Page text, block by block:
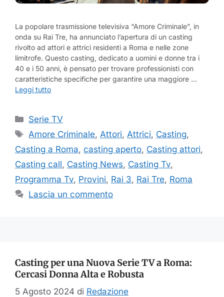
La popolare trasmissione televisiva “Amore Criminale”, in
onda su Rai Tre, ha annunciato l’apertura di un casting
rivolto ad attori e attrici residenti a Roma e nelle zone
limitrofe. Questo casting, dedicato a uomini e donne tra i
40 e i 50 anni, è pensato per trovare professionisti con
caratteristiche specifiche per garantire una maggiore …
Leggi tutto
Categorie
Serie TV
Tag
Amore Criminale, Attori, Attrici, Casting,
Casting a Roma, casting aperto, Casting attori,
Casting call, Casting News, Casting Tv,
Programma Tv, Provini, Rai 3, Rai Tre, Roma
Lascia un commento
Casting per una Nuova Serie TV a Roma:
Cercasi Donna Alta e Robusta
5 Agosto 2024 di Redazione